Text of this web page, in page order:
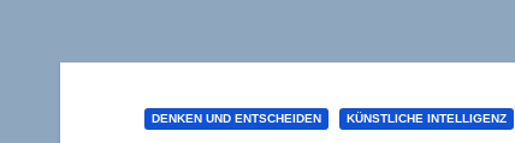
DENKEN UND ENTSCHEIDEN KÜNSTLICHE INTELLIGENZ